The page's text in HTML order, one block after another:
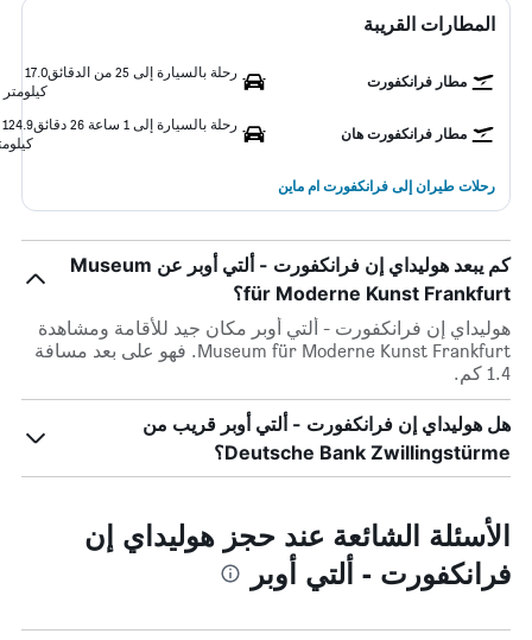
المطارات القريبة
مطار فرانكفورت
رحلة بالسيارة إلى 25 من الدقائق
17.0
كيلومتر
مطار فرانكفورت هان
رحلة بالسيارة إلى 1 ساعة 26 دقائق
124.9
رحلات طيران إلى فرانكفورت ام ماين
كم يبعد هوليداي إن فرانكفورت - ألتي أوبر عن Museum
für Moderne Kunst Frankfurt؟
هوليداي إن فرانكفورت - ألتي أوبر مكان جيد للأقامة ومشاهدة
Museum für Moderne Kunst Frankfurt. فهو على بعد مسافة
1.4 كم.
هل هوليداي إن فرانكفورت - ألتي أوبر قريب من
Deutsche Bank Zwillingstürme؟
الأسئلة الشائعة عند حجز هوليداي إن
فرانكفورت - ألتي أوبر